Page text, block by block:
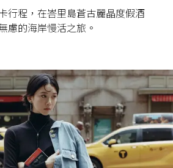
行程，在峇里島蒼古麗晶度假酒
慮的海岸慢活之旅。